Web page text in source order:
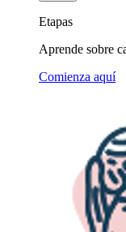
Etapas
Aprende sobre
Comienza aquí